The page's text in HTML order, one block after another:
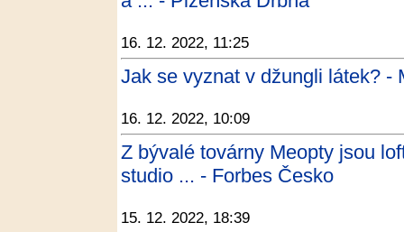
16. 12. 2022, 11:25
Jak se vyznat v džungli látek? -
16. 12. 2022, 10:09
Z bývalé továrny Meopty jsou
studio ... - Forbes Česko
15. 12. 2022, 18:39